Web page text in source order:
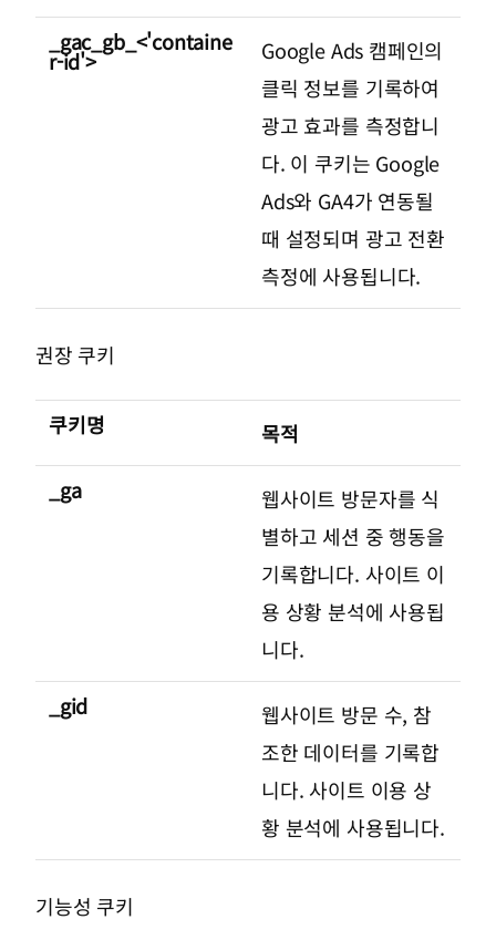
_gac_gb_<'containe
r-id'>
Google Ads 캠페인의
클릭 정보를 기록하여
광고 효과를 측정합니
다. 이 쿠키는 Google
Ads와 GA4가 연동될
때 설정되며 광고 전환
측정에 사용됩니다.
권장 쿠키
쿠키명
목적
_ga
웹사이트 방문자를 식
별하고 세션 중 행동을
기록합니다. 사이트 이
용 상황 분석에 사용됩
니다.
_gid
웹사이트 방문 수, 참
조한 데이터를 기록합
니다. 사이트 이용 상
황 분석에 사용됩니다.
기능성 쿠키